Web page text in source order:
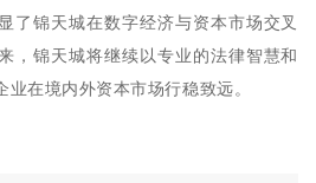
了锦天城在数字经济与资本市场交叉
，锦天城将继续以专业的法律智慧和
在境内外资本市场行稳致远。